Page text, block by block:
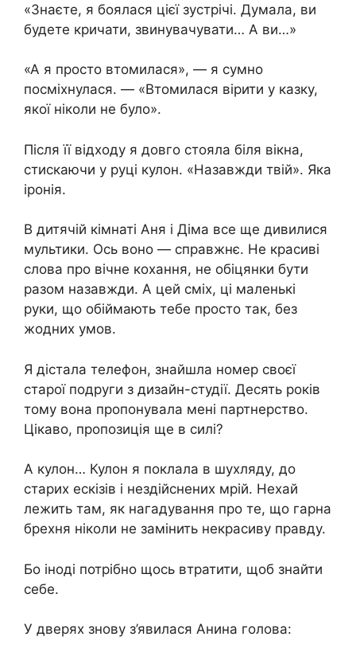
«Знаєте, я боялася цієї зустрічі. Думала, ви
будете кричати, звинувачувати… А ви…»
«А я просто втомилася», — я сумно
посміхнулася. — «Втомилася вірити у казку,
якої ніколи не було».
Після її відходу я довго стояла біля вікна,
стискаючи у руці кулон. «Назавжди твій». Яка
іронія.
В дитячій кімнаті Аня і Діма все ще дивилися
мультики. Ось воно — справжнє. Не красиві
слова про вічне кохання, не обіцянки бути
разом назавжди. А цей сміх, ці маленькі
руки, що обіймають тебе просто так, без
жодних умов.
Я дістала телефон, знайшла номер своєї
старої подруги з дизайн-студії. Десять років
тому вона пропонувала мені партнерство.
Цікаво, пропозиція ще в силі?
А кулон… Кулон я поклала в шухляду, до
старих ескізів і нездійснених мрій. Нехай
лежить там, як нагадування про те, що гарна
брехня ніколи не замінить некрасиву правду.
Бо іноді потрібно щось втратити, щоб знайти
себе.
У дверях знову з’явилася Анина голова: